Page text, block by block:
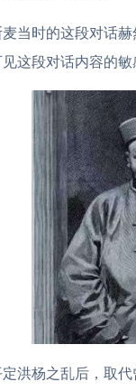
当时的这段对话
这段对话内容的敏
洪杨之乱后，取